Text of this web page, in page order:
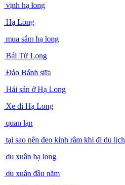
vịnh hạ long
Hạ Long
mua sắm hạ long
Bái Tử Long
Đảo Bánh sữa
Hải sản ở Hạ Long
Xe đi Hạ Long
quan lạn
tại sao nên đeo kính râm khi đi du lịch
du xuân hạ long
du xuân đầu năm